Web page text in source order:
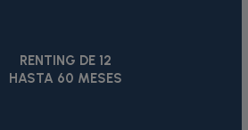
RENTING DE 12
HASTA 60 MESES